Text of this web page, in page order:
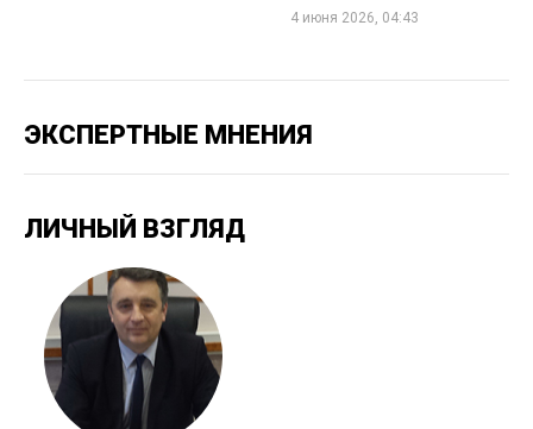
4 июня 2026, 04:43
ЭКСПЕРТНЫЕ МНЕНИЯ
ЛИЧНЫЙ ВЗГЛЯД